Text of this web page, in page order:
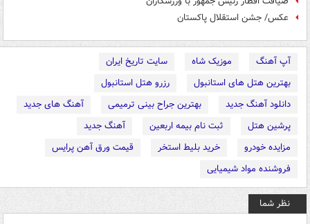
عکس/ جشن استقلال پاکستان
آپ آهنگ موزیک شاه
سایت تاریخ ایران
بهترین هتل های استانبول
رزرو هتل استانبول
دانلود آهنگ جدید
بهترین جراح بینی ترمیمی
آهنگ های جدید
پرشین هتل
ثبت نام بیمه اربعین
آهنگ جدید
مزایده خودرو
خرید بلیط استخر
قیمت ورق آهن پرایس
فروشنده مواد شیمیایی
نظر شما